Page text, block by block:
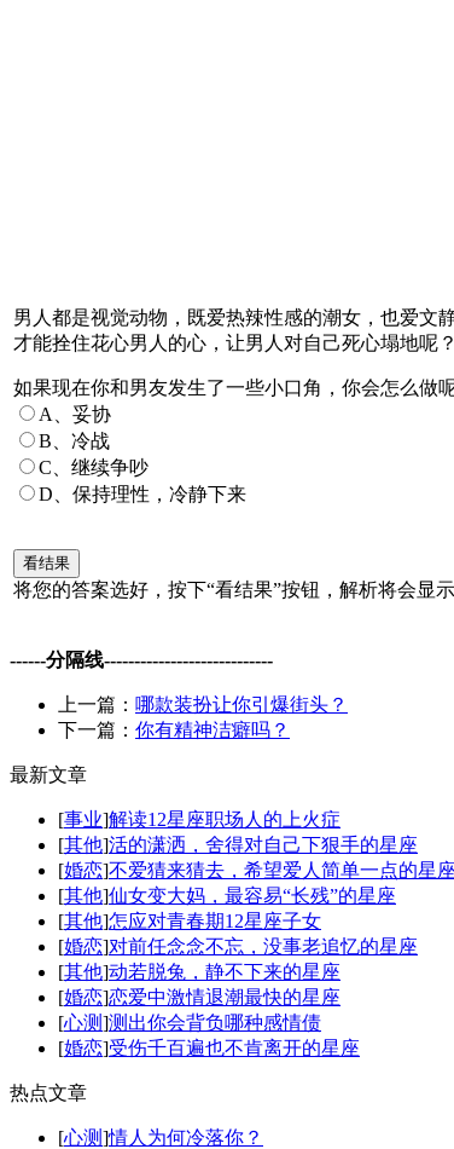
男人都是视觉动物，既爱热辣性感的潮女，也爱文
才能拴住花心男人的心，让男人对自己死心塌地呢
如果现在你和男友发生了一些小口角，你会怎么做
A、妥协
B、冷战
C、继续争吵
D、保持理性，冷静下来
将您的答案选好，按下“看结果”按钮，解析将会显示
------分隔线----------------------------
上一篇： 哪款装扮让你引爆街头？
下一篇： 你有精神洁癖吗？
最新文章
[事业]解读12星座职场人的上火症
[其他]活的潇洒，舍得对自己下狠手的星座
[婚恋]不爱猜来猜去，希望爱人简单一点的星座
[其他]仙女变大妈，最容易“长残”的星座
[其他]怎应对青春期12星座子女
[婚恋]对前任念念不忘，没事老追忆的星座
[其他]动若脱兔，静不下来的星座
[婚恋]恋爱中激情退潮最快的星座
[心测]测出你会背负哪种感情债
[婚恋]受伤千百遍也不肯离开的星座
热点文章
[心测]情人为何冷落你？